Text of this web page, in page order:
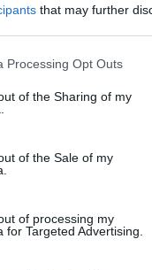
that may further
website/app uses one or
or usage behaviour.
to Google and its third-
specified purposes in
Processing Opt Outs
of the Sharing of my
of the Sale of my
of processing my
for Targeted Advertising.
#wargaming
PlayStation 4